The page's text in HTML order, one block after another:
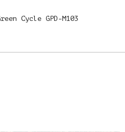
Cycle GPD-M103